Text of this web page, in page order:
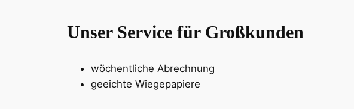
Unser Service für Großkunden
wöchentliche Abrechnung
geeichte Wiegepapiere